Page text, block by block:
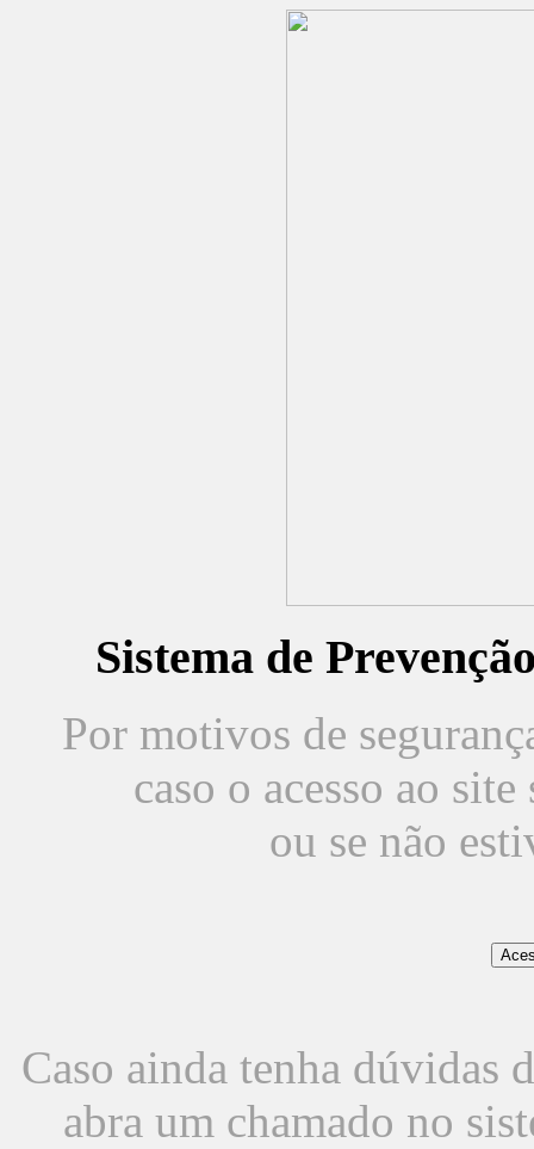
Sistema de
Por motivos de
caso o acesso ao
ou se não
Caso ainda tenha dúvidas
abra um chamado no